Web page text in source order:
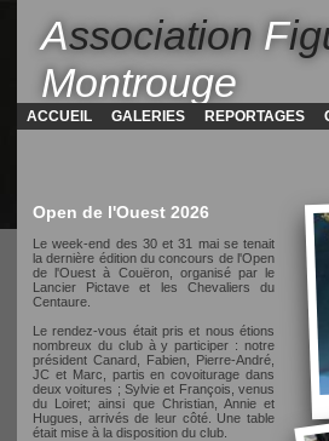
Association F
Montrouge
ACCUEIL GALERIES REPORTAGES
Open de l'Ouest 2026
Le week-end des 30 et 31 mai se tenait
la dernière édition du concours de l'Open
de l'Ouest à Couëron, organisé par le
Lancier Pictave et les Chevaliers du
Centaure.
Le rendez-vous était pris et nous étions
nombreux du club à y participer : notre
président Canard, Fabien, Pierre-André,
JC et Marc, partis en covoiturage dans
deux voitures ; Sylvie et François, venus
du Loiret; ainsi que Christian, Annie et
Hugues, arrivés de leur côté. Une table
était mise à la disposition du club.